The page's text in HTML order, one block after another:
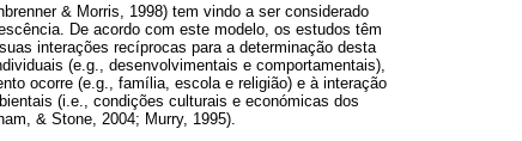
& Morris, 1998) tem vindo a ser considerado
De acordo com este modelo, os estudos têm
interações recíprocas para a determinação desta
(e.g., desenvolvimentais e comportamentais),
ocorre (e.g., família, escola e religião) e à interação
(i.e., condições culturais e económicas dos
& Stone, 2004; Murry, 1995).